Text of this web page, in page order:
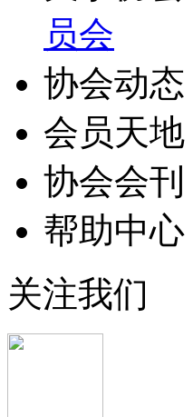
员会
协会动态
会员天地
协会会刊
帮助中心
关注我们